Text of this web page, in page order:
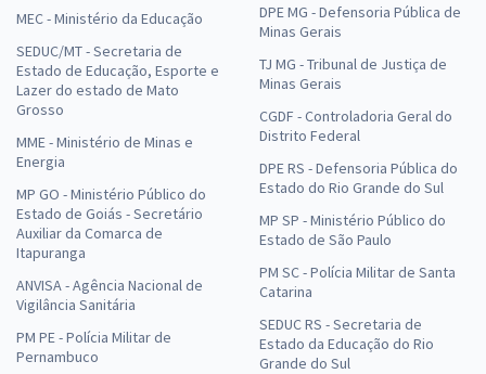
MEC - Ministério da Educação
SEDUC/MT - Secretaria de
Estado de Educação, Esporte e
Lazer do estado de Mato
Grosso
MME - Ministério de Minas e
Energia
MP GO - Ministério Público do
Estado de Goiás - Secretário
Auxiliar da Comarca de
Itapuranga
ANVISA - Agência Nacional de
Vigilância Sanitária
PM PE - Polícia Militar de
Pernambuco
DPE MG - Defensoria Pública de
Minas Gerais
TJ MG - Tribunal de Justiça de
Minas Gerais
CGDF - Controladoria Geral do
Distrito Federal
DPE RS - Defensoria Pública do
Estado do Rio Grande do Sul
MP SP - Ministério Público do
Estado de São Paulo
PM SC - Polícia Militar de Santa
Catarina
SEDUC RS - Secretaria de
Estado da Educação do Rio
Grande do Sul